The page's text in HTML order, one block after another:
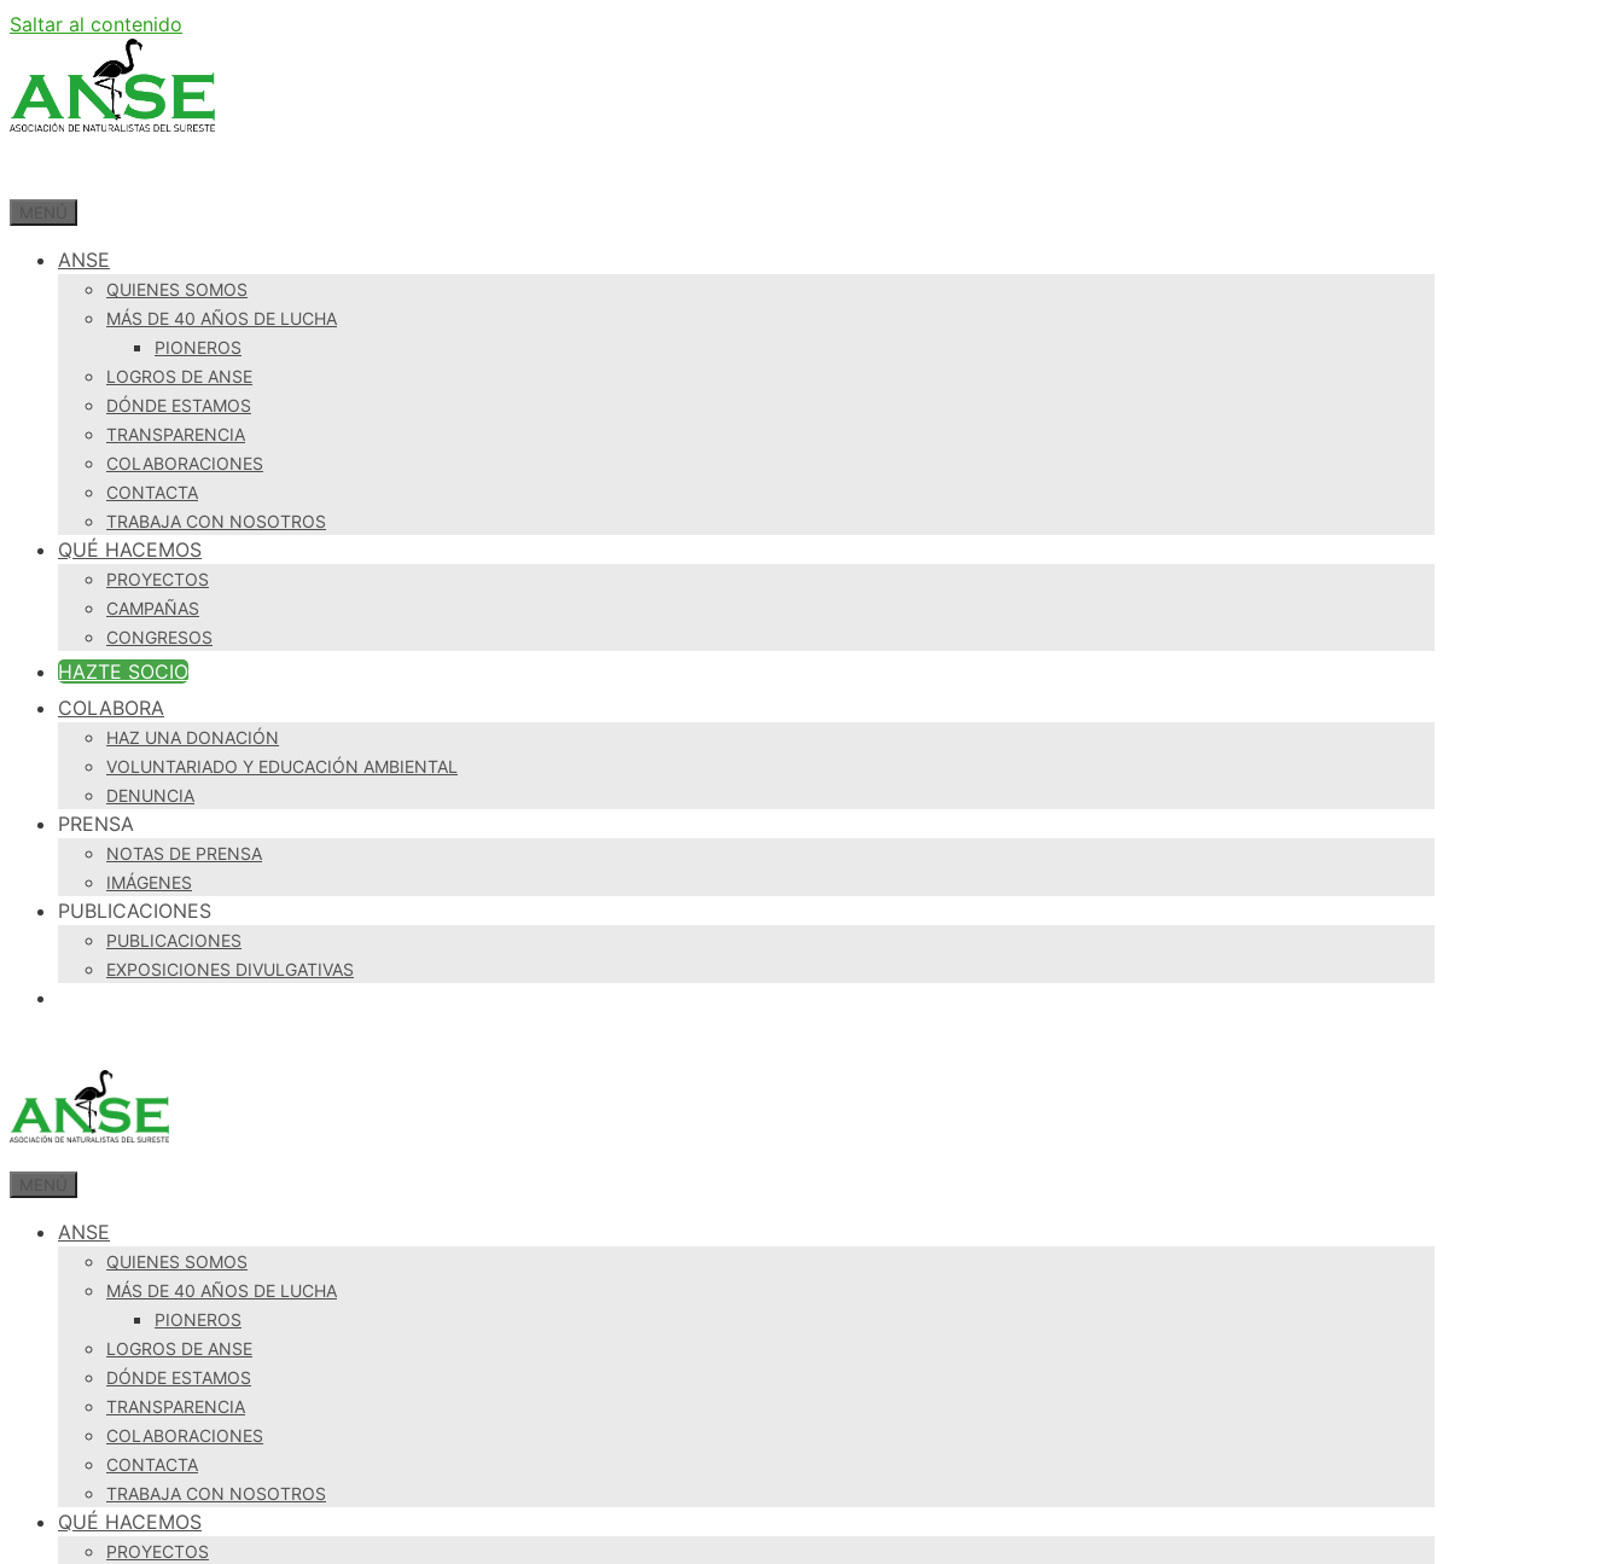
Saltar al contenido
ANSE
QUIENES SOMOS
MÁS DE 40 AÑOS DE LUCHA
PIONEROS
LOGROS DE ANSE
DÓNDE ESTAMOS
TRANSPARENCIA
COLABORACIONES
CONTACTA
TRABAJA CON NOSOTROS
QUÉ HACEMOS
PROYECTOS
CAMPAÑAS
CONGRESOS
HAZTE SOCIO
COLABORA
HAZ UNA DONACIÓN
VOLUNTARIADO Y EDUCACIÓN AMBIENTAL
DENUNCIA
PRENSA
NOTAS DE PRENSA
IMÁGENES
PUBLICACIONES
PUBLICACIONES
EXPOSICIONES DIVULGATIVAS
ANSE
QUIENES SOMOS
MÁS DE 40 AÑOS DE LUCHA
PIONEROS
LOGROS DE ANSE
DÓNDE ESTAMOS
TRANSPARENCIA
COLABORACIONES
CONTACTA
TRABAJA CON NOSOTROS
QUÉ HACEMOS
PROYECTOS